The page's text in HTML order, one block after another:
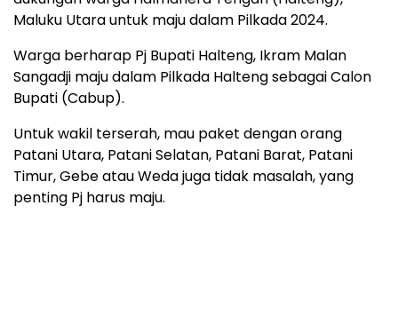
Maluku Utara untuk maju dalam Pilkada 2024.
Warga berharap Pj Bupati Halteng, Ikram Malan
Sangadji maju dalam Pilkada Halteng sebagai Calon
Bupati (Cabup).
Untuk wakil terserah, mau paket dengan orang
Patani Utara, Patani Selatan, Patani Barat, Patani
Timur, Gebe atau Weda juga tidak masalah, yang
penting Pj harus maju.